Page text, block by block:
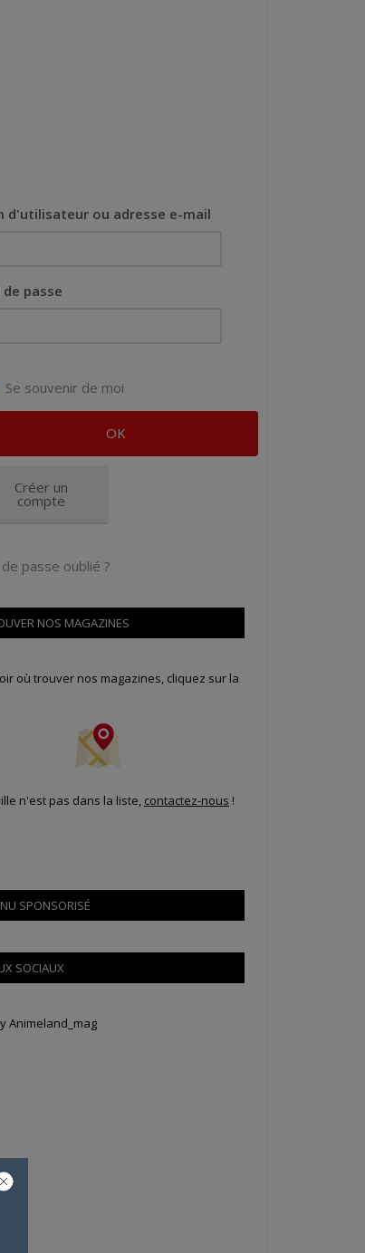
d'utilisateur ou adresse e-mail
passe
Se souvenir de moi
Créer un
compte
passe oublié ?
NOS MAGAZINES
où trouver nos magazines, cliquez sur la
n'est pas dans la liste, contactez-nous !
SPONSORISÉ
SOCIAUX
Animeland_mag